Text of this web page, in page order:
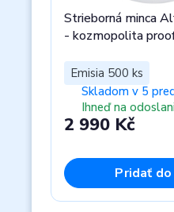
Strieborná minca
- kozmopolita
Emisia 500 ks
Skladom v 5
Ihneď na
2 990 Kč
Pridať